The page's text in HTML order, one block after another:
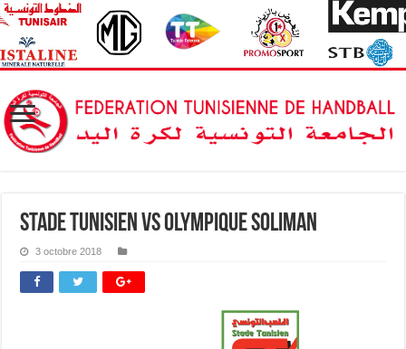
Stade Tunisien vs Olympique Soliman
3 octobre 2018